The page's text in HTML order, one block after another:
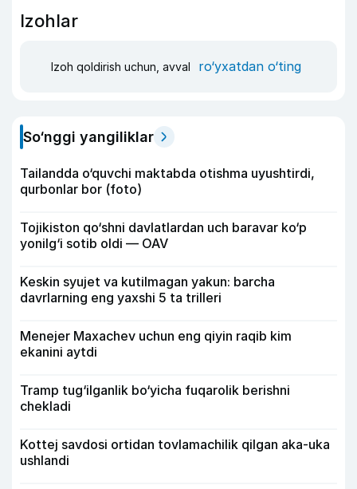
Izohlar
Izoh qoldirish uchun, avval ro‘yxatdan o‘ting
So‘nggi yangiliklar
Tailandda o‘quvchi maktabda otishma uyushtirdi,
qurbonlar bor (foto)
Tojikiston qo‘shni davlatlardan uch baravar ko‘p
yonilg‘i sotib oldi — OAV
Keskin syujet va kutilmagan yakun: barcha
davrlarning eng yaxshi 5 ta trilleri
Menejer Maxachev uchun eng qiyin raqib kim
ekanini aytdi
Tramp tug‘ilganlik bo‘yicha fuqarolik berishni
chekladi
Kottej savdosi ortidan tovlamachilik qilgan aka-uka
ushlandi